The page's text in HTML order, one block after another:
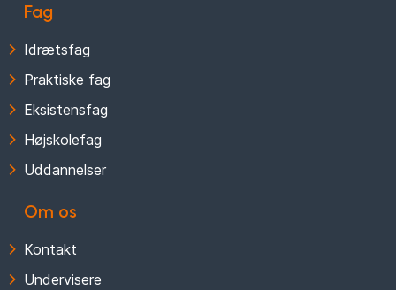
Fag
Idrætsfag
Praktiske fag
Eksistensfag
Højskolefag
Uddannelser
Om os
Kontakt
Undervisere